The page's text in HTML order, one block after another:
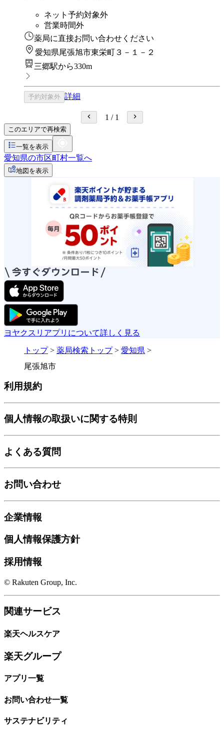
ネット予約対象外
営業時間外
薬局に直接お問い合わせください
愛知県尾張旭市東栄町３－１－２
三郷駅から330m
予約対象外 詳細
1 / 1
このエリアで再検索
一覧を表示
愛知県の市区町村一覧へ
地図を表示
ヨヤクスリアプリについて詳しく見る
トップ> 薬局検索トップ> 愛知県 >
尾張旭市
利用規約
個人情報の取扱いに関する特則
よくある質問
お問い合わせ
企業情報
個人情報保護方針
採用情報
© Rakuten Group, Inc.
関連サービス
楽天ヘルスケア
楽天グループ
アプリ一覧
お問い合わせ一覧
サステナビリティ